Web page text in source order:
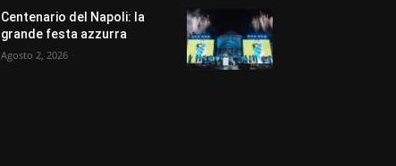
Centenario del Napoli: la
grande festa azzurra
Agosto 2, 2026